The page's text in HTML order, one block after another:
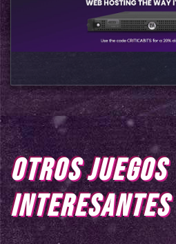
OTROS JUEGOS
INTERESANTES